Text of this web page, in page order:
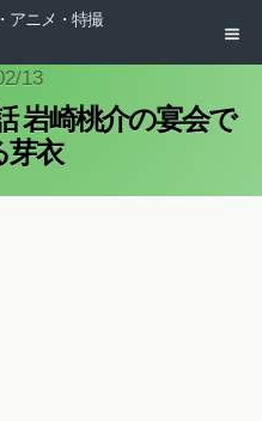
アニメ・特撮
13
岩崎桃介の宴会で
芽衣